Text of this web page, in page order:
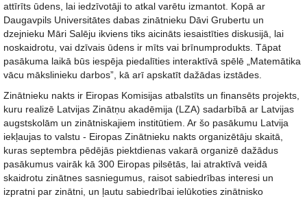
attīrīts ūdens, lai iedzīvotāji to atkal varētu izmantot. Kopā ar
Daugavpils Universitātes dabas zinātnieku Dāvi Grubertu un
dzejnieku Māri Salēju ikviens tiks aicināts iesaistīties diskusijā, lai
noskaidrotu, vai dzīvais ūdens ir mīts vai brīnumprodukts. Tāpat
pasākuma laikā būs iespēja piedalīties interaktīvā spēlē „Matemātika
vācu mākslinieku darbos”, kā arī apskatīt dažādas izstādes.
Zinātnieku nakts ir Eiropas Komisijas atbalstīts un finansēts projekts,
kuru realizē Latvijas Zinātņu akadēmija (LZA) sadarbībā ar Latvijas
augstskolām un zinātniskajiem institūtiem. Ar šo pasākumu Latvija
iekļaujas to valstu - Eiropas Zinātnieku nakts organizētāju skaitā,
kuras septembra pēdējās piektdienas vakarā organizē dažādus
pasākumus vairāk kā 300 Eiropas pilsētās, lai atraktīvā veidā
skaidrotu zinātnes sasniegumus, raisot sabiedrības interesi un
izpratni par zinātni, un ļautu sabiedrībai ielūkoties zinātnisko